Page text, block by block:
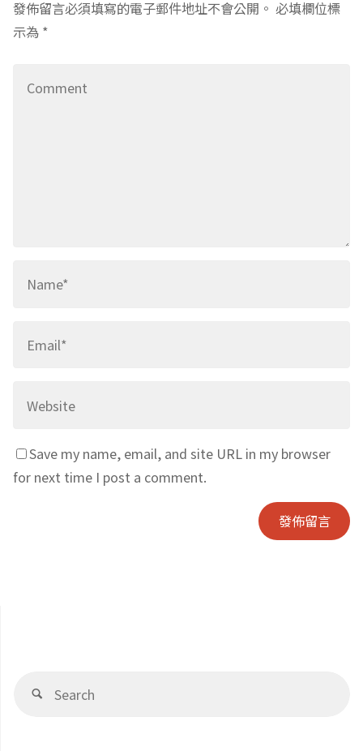
發佈留言必須填寫的電子郵件地址不會公開。 必填欄位標
示為 *
Save my name, email, and site URL in my browser
for next time I post a comment.
Search